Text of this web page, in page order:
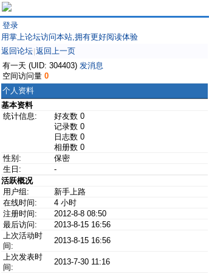
登录
用掌上论坛访问本站,拥有更好阅读体验
返回论坛 返回上一页
有一天 (UID: 304403) 发消息
空间访问量 0
个人资料
基本资料
统计信息:
好友数 0
记录数 0
日志数 0
相册数 0
性别:
保密
生日:
-
活跃概况
用户组:
新手上路
在线时间:
4 小时
注册时间:
2012-8-8 08:50
最后访问:
2013-8-15 16:56
上次活动时
间:
2013-8-15 16:56
上次发表时
间:
2013-7-30 11:16